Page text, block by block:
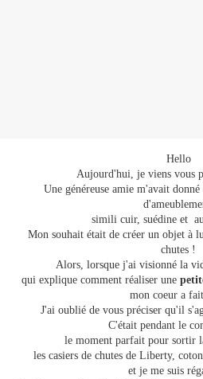
Hello
Aujourd'hui, je viens vous
Une généreuse amie m'avait donné
simili cuir, suédine et
Mon souhait était de créer un objet à
chutes !
Alors, lorsque j'ai visionné la
qui explique comment réaliser une
mon coeur a
J'ai oublié de vous préciser qu'il
C'était pendant le
le moment parfait pour sortir
les casiers de chutes de Liberty,
et je me suis